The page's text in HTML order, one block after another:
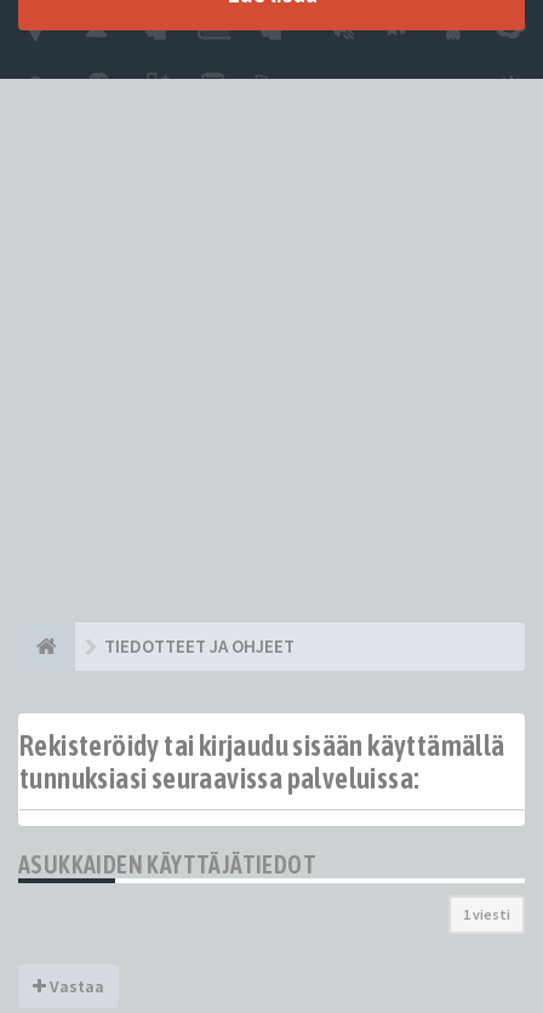
TIEDOTTEET JA OHJEET
Rekisteröidy tai kirjaudu sisään käyttämällä
tunnuksiasi seuraavissa palveluissa:
ASUKKAIDEN KÄYTTÄJÄTIEDOT
1 viesti
Vastaa